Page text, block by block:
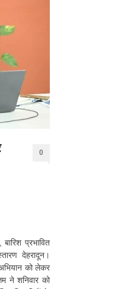
0
प्रभावित
देहरादून।
को लेकर
ने शनिवार को